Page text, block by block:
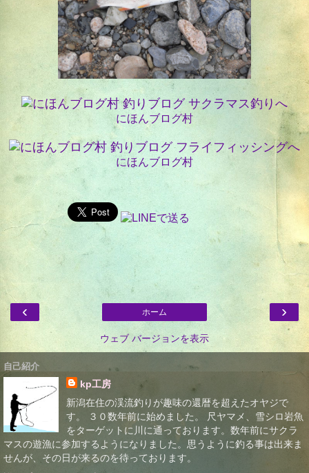
にほんブログ村
にほんブログ村
‹ ›
ホーム
ウェブ バージョンを表示
自己紹介
kp工房
新潟在住の渓流釣りが趣味の還暦を超えたオヤジで
す。 ３０数年前に始めました。 尺ヤマメ、雪シロ岩魚
をターゲットに川に通っております。数年前にサクラ
マスの遊漁に参加するようになりました。思うように釣る事は出来ま
せんが、その日が来るのを待っております。